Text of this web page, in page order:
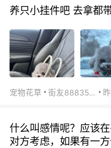
养只小挂件吧 去拿都
宠物花草 街友88835518
什么叫感情呢？应该
对方考虑，如果有一